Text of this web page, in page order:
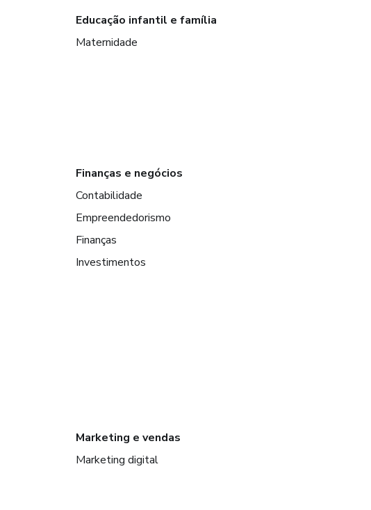
Educação infantil e família
Maternidade
Finanças e negócios
Contabilidade
Empreendedorismo
Finanças
Investimentos
Marketing e vendas
Marketing digital